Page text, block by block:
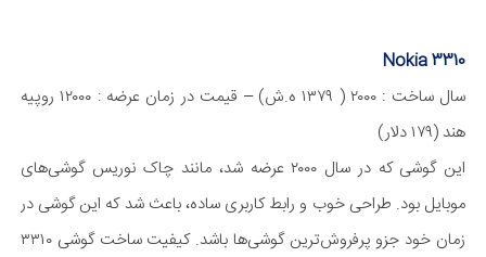
Nokia 3310
سال ساخت : ۲۰۰۰ ( ۱۳۷۹ ه.ش) – قیمت در زمان عرضه : ۱۲۰۰۰ روپیه
هند (۱۷۹ دلار)
این گوشی که در سال ۲۰۰۰ عرضه شد، مانند چاک نوریس گوشی‌های
موبایل بود. طراحی خوب و رابط کاربری ساده، باعث شد که این گوشی در
زمان خود جزو پر‌فروش‌ترین گوشی‌ها باشد. کیفیت ساخت گوشی ۳۳۱۰